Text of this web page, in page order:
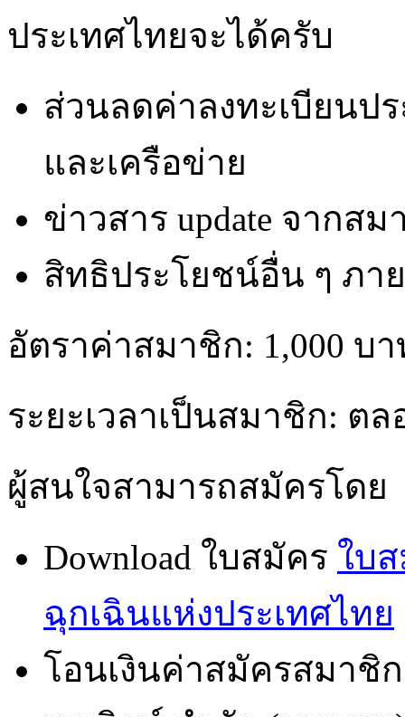
ประเทศไทยจะได้ครับ
ส่วนลดค่าลงทะเบียนป
และเครือข่าย
ข่าวสาร update จากสม
สิทธิประโยชน์อื่น ๆ ภา
อัตราค่าสมาชิก: 1,000 บ
ระยะเวลาเป็นสมาชิก: ต
ผู้สนใจสามารถสมัครโดย
Download ใบสมัคร ใบ
ฉุกเฉินแห่งประเทศไทย
โอนเงินค่าสมัครสมาชิ